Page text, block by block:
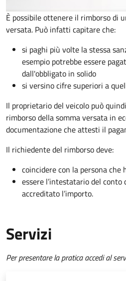
È possibile ottenere il rimborso di
versata. Può infatti capitare che:
si paghi più volte la stessa
esempio potrebbe essere
dall'obbligato in solido
si versino cifre superiori a
Il proprietario del veicolo può
rimborso della somma versata in
documentazione che attesti il
Il richiedente del rimborso deve:
coincidere con la persona
essere l’intestatario del
accreditato l’importo.
Servizi
Per presentare la pratica accedi al